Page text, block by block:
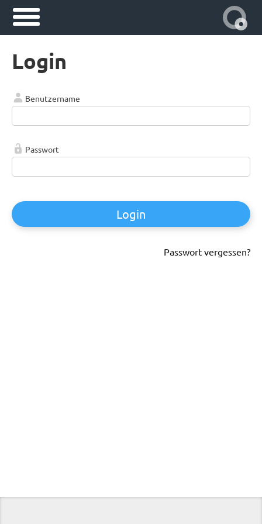
Login
Benutzername
Passwort
Login
Passwort vergessen?